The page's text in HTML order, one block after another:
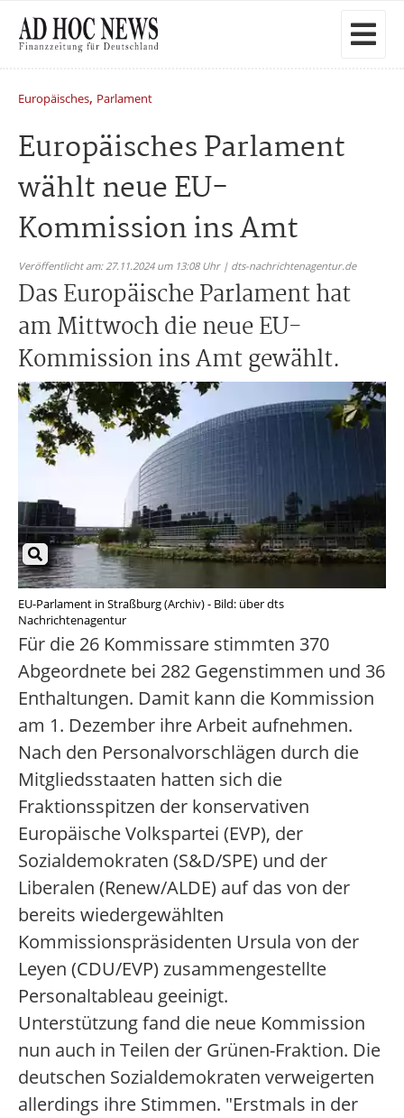
Europäisches, Parlament
Europäisches Parlament
wählt neue EU-
Kommission ins Amt
Veröffentlicht am: 27.11.2024 um 13:08 Uhr | dts-nachrichtenagentur.de
Das Europäische Parlament hat
am Mittwoch die neue EU-
Kommission ins Amt gewählt.
EU-Parlament in Straßburg (Archiv) - Bild: über dts
Nachrichtenagentur
Für die 26 Kommissare stimmten 370
Abgeordnete bei 282 Gegenstimmen und 36
Enthaltungen. Damit kann die Kommission
am 1. Dezember ihre Arbeit aufnehmen.
Nach den Personalvorschlägen durch die
Mitgliedsstaaten hatten sich die
Fraktionsspitzen der konservativen
Europäische Volkspartei (EVP), der
Sozialdemokraten (S&D/SPE) und der
Liberalen (Renew/ALDE) auf das von der
bereits wiedergewählten
Kommissionspräsidenten Ursula von der
Leyen (CDU/EVP) zusammengestellte
Personaltableau geeinigt.
Unterstützung fand die neue Kommission
nun auch in Teilen der Grünen-Fraktion. Die
deutschen Sozialdemokraten verweigerten
allerdings ihre Stimmen. "Erstmals in der